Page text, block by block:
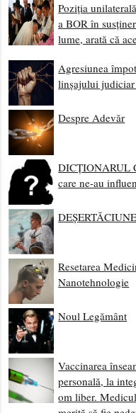
Poziția
a BOR în
lume, arată că
Agresiunea
linșajului
Despre Adevăr
DICȚIONARUL
care ne-au
Resetarea
Nanotehnologie
Noul Legământ
Vaccinarea
personală, la
om liber.